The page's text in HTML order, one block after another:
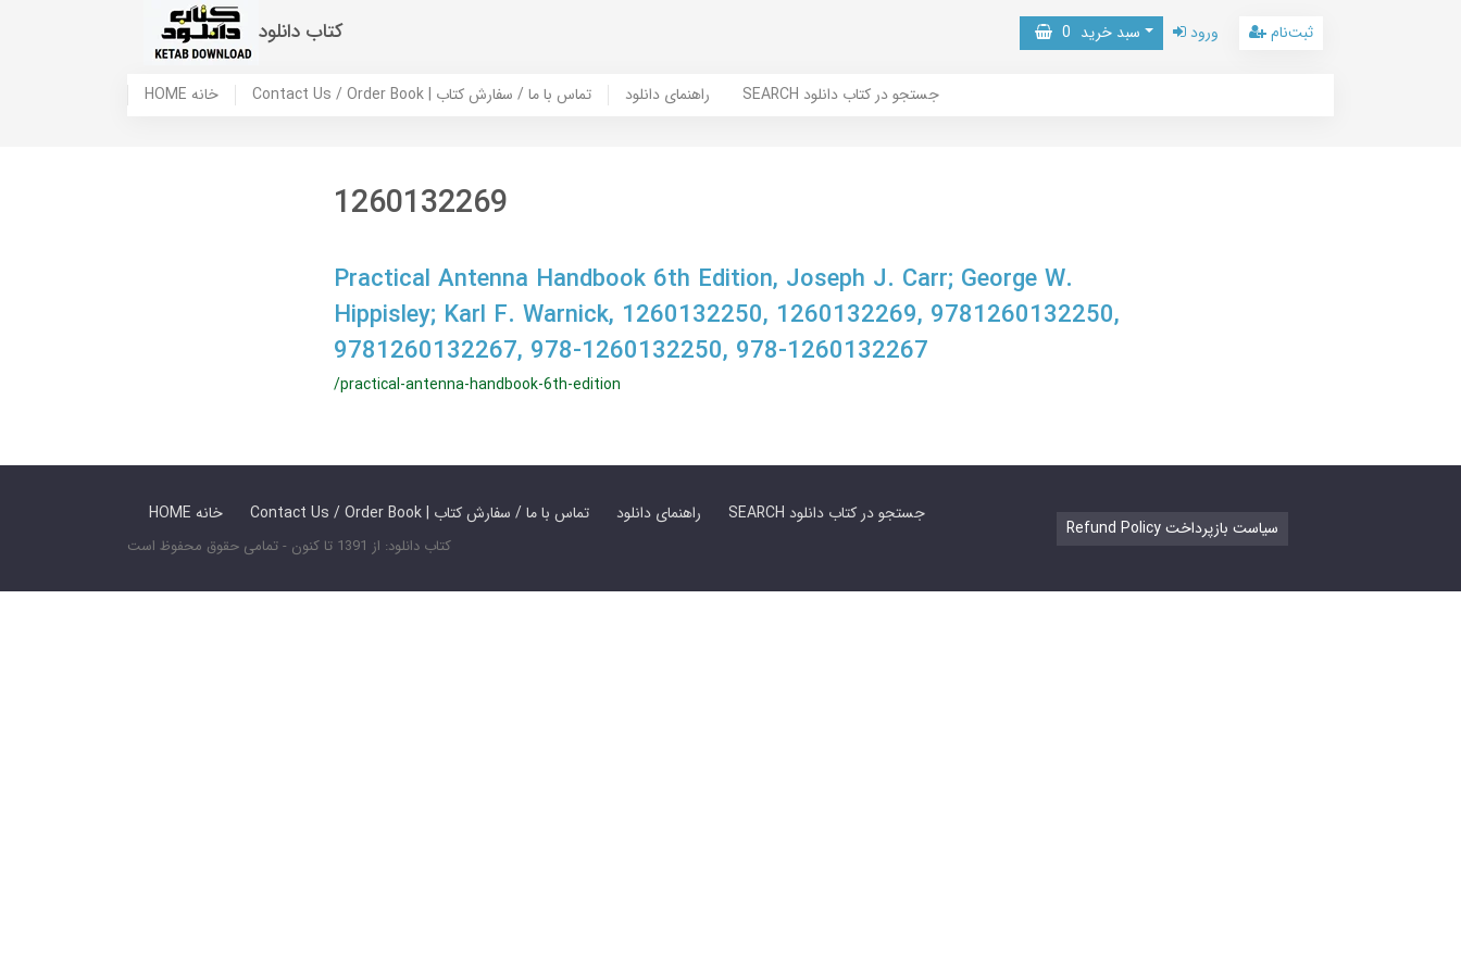
کتاب دانلود سبد خرید 0 ورود ثبت‌نام
HOME خانه Contact Us / Order Book | تماس با ما / سفارش کتاب راهنمای دانلود SEARCH جستجو در کتاب دانلود
1260132269
Practical Antenna Handbook 6th Edition, Joseph J. Carr; George W.
Hippisley; Karl F. Warnick, 1260132250, 1260132269, 9781260132250,
9781260132267, 978-1260132250, 978-1260132267
/practical-antenna-handbook-6th-edition
HOME خانه Contact Us / Order Book | تماس با ما / سفارش کتاب راهنمای دانلود SEARCH جستجو در کتاب دانلود
کتاب دانلود: از 1391 تا کنون - تمامی حقوق محفوظ است
Refund Policy سیاست بازپرداخت